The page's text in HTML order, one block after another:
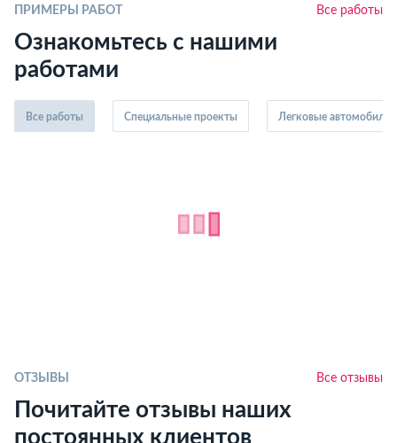
ПРИМЕРЫ РАБОТ Все работы
Ознакомьтесь с нашими
работами
Все работы Специальные проекты Легковые автомобили
ОТЗЫВЫ Все отзывы
Почитайте отзывы наших
постоянных клиентов